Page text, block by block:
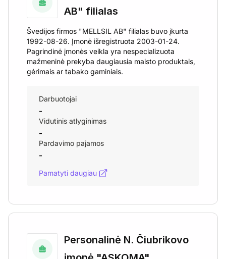
AB" filialas
Švedijos firmos "MELLSIL AB" filialas buvo įkurta
1992-08-26. Įmonė išregistruota 2003-01-24.
Pagrindinė įmonės veikla yra nespecializuota
mažmeninė prekyba daugiausia maisto produktais,
gėrimais ar tabako gaminiais.
Darbuotojai
-
Vidutinis atlyginimas
-
Pardavimo pajamos
-
Pamatyti daugiau
Personalinė N. Čiubrikovo